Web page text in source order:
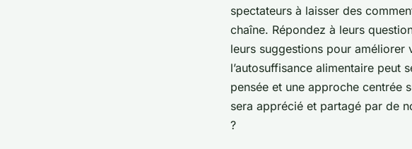
spectateurs à laisser des
chaîne. Répondez à leurs
leurs suggestions pour
l’autosuffisance alimentaire peut
pensée et une approche centrée
sera apprécié et partagé par de
?